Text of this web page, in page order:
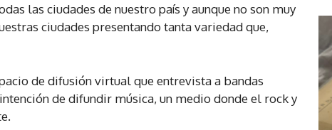
las ciudades de nuestro país y aunque no son muy
ciudades presentando tanta variedad que,
de difusión virtual que entrevista a bandas
de difundir música, un medio donde el rock y